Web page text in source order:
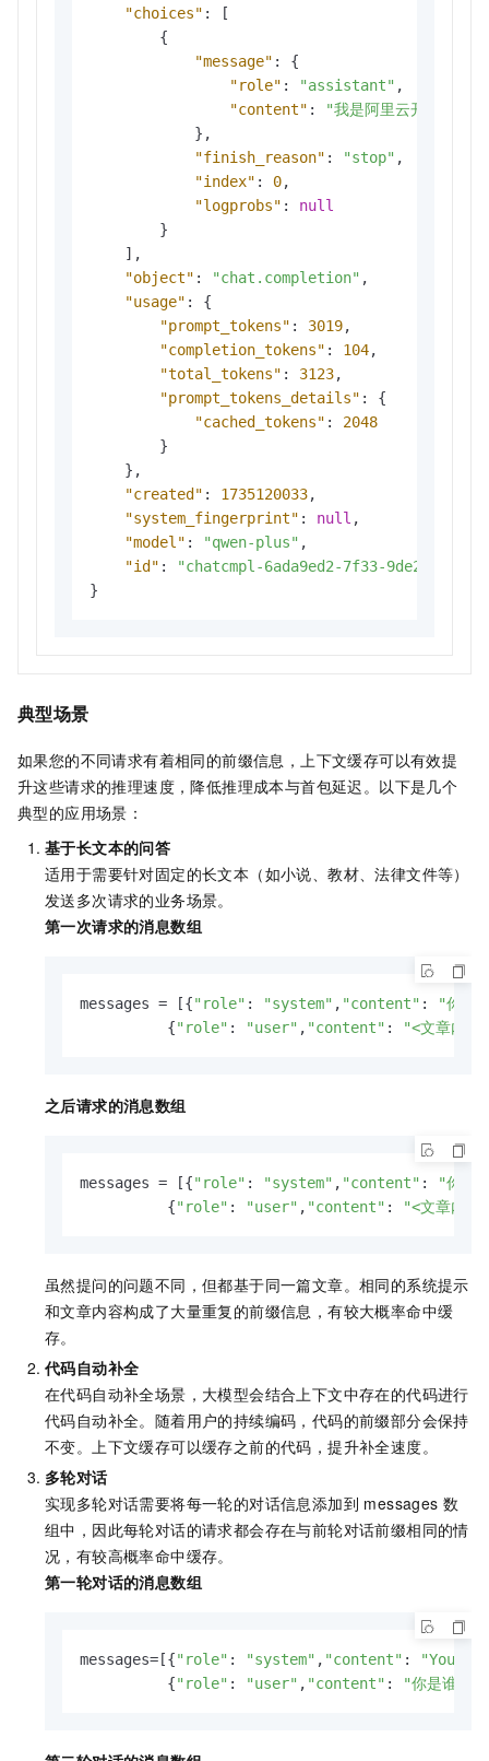
"choices" :
[
{
"message" :
{
"role" : "assistant" ,
"content" :
"我是阿里云开发的一
} ,
"finish_reason" : "stop" ,
"index" : 0,
"logprobs" :
null
}
] ,
"object" : "chat.completion" ,
"usage" :
{
"prompt_tokens" : 3019,
"completion_tokens" : 104,
"total_tokens" : 3123,
"prompt_tokens_details" :
{
"cached_tokens" :
2048
}
} ,
"created" : 1735120033,
"system_fingerprint" : null ,
"model" : "qwen-plus" ,
"id" :
"chatcmpl-6ada9ed2-7f33-9de2-8bb0-
}
典型场景
如果您的不同请求有着相同的前缀信息，上下文缓存可以有效提
升这些请求的推理速度，降低推理成本与首包延迟。以下是几个
典型的应用场景：
基于长文本的问答
适用于需要针对固定的长文本（如小说、教材、法律文件等）
发送多次请求的业务场景。
第一次请求的消息数组
messages = [{"role" : "system" , "content" :
"你是
          {
"role" : "user" , "content" : "<文章内容
之后请求的消息数组
messages = [{"role" : "system" , "content" :
"你是
          {
"role" : "user" , "content" : "<文章内容
虽然提问的问题不同，但都基于同一篇文章。相同的系统提示
和文章内容构成了大量重复的前缀信息，有较大概率命中缓
存。
代码自动补全
在代码自动补全场景，大模型会结合上下文中存在的代码进行
代码自动补全。随着用户的持续编码，代码的前缀部分会保持
不变。上下文缓存可以缓存之前的代码，提升补全速度。
多轮对话
实现多轮对话需要将每一轮的对话信息添加到 messages 数
组中，因此每轮对话的请求都会存在与前轮对话前缀相同的情
况，有较高概率命中缓存。
第一轮对话的消息数组
messages=[{"role" : "system" , "content" :
"You
          {
"role" : "user" , "content" : "你是谁？"